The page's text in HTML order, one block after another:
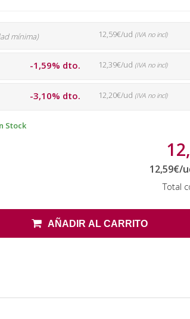
mínima) 12,59€/ud (IVA no incl)
-1,59% dto. 12,39€/ud (IVA no incl)
-3,10% dto. 12,20€/ud (IVA no incl)
Stock
12,59€/
Total
AÑADIR AL CARRITO